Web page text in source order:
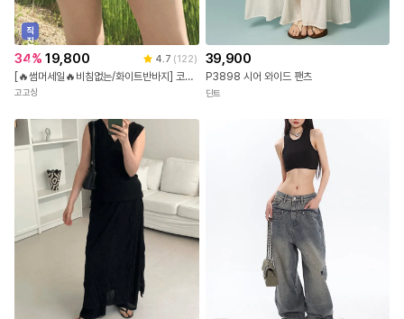
직
진
배
송
34% 19,800 4.7 (122)
[🔥썸머세일🔥비침없는/화이트반바지] 코튼 반바지 (3부팬츠,a라인,코튼팬츠,면바지,화이트팬츠,흰바지,숏팬츠,여름바지,장마룩)
고고싱
39,900
P3898 시어 와이드 팬츠
딘트